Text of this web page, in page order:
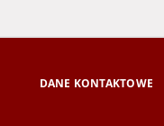
DANE KONTAKTOWE